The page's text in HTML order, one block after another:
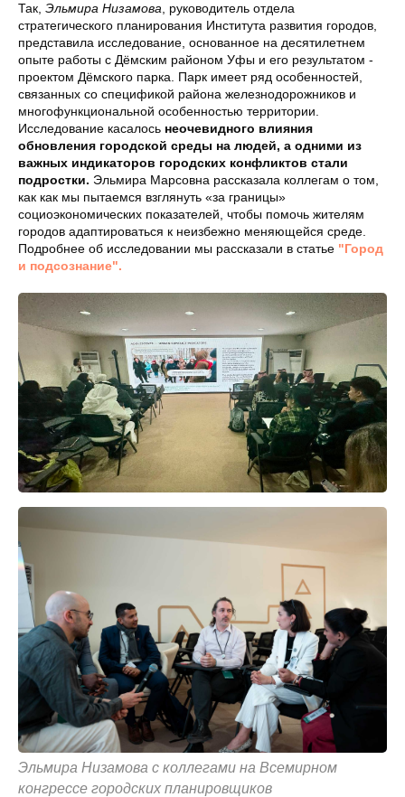
Так, Эльмира Низамова , руководитель отдела
стратегического планирования Института развития городов,
представила исследование, основанное на десятилетнем
опыте работы с Дёмским районом Уфы и его результатом -
проектом Дёмского парка. Парк имеет ряд особенностей,
связанных со спецификой района железнодорожников и
многофункциональной особенностью территории.
Исследование касалось неочевидного влияния
обновления городской среды на людей, а одними из
важных индикаторов городских конфликтов стали
подростки. Эльмира Марсовна рассказала коллегам о том,
как как мы пытаемся взглянуть «за границы»
социоэкономических показателей, чтобы помочь жителям
городов адаптироваться к неизбежно меняющейся среде.
Подробнее об исследовании мы рассказали в статье "Город
и подсознание".
Эльмира Низамова с коллегами на Всемирном
конгрессе городских планировщиков